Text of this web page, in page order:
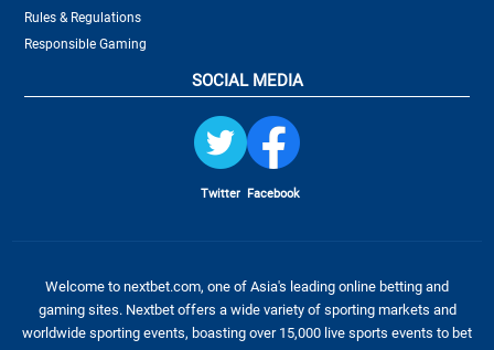
Rules & Regulations
Responsible Gaming
SOCIAL MEDIA
Twitter Facebook
Welcome to nextbet.com, one of Asia's leading online betting and
gaming sites. Nextbet offers a wide variety of sporting markets and
worldwide sporting events, boasting over 15,000 live sports events to bet